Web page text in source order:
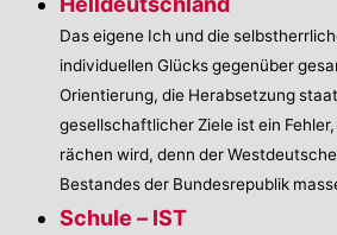
Helldeutschland
Das eigene Ich und die
individuellen Glücks gegenüber
Orientierung, die Herabsetzung
gesellschaftlicher Ziele ist ein
rächen wird, denn der
Bestandes der Bundesrepublik
Schule – IST